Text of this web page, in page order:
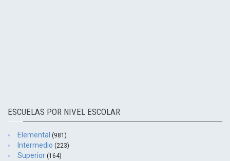
ESCUELAS POR NIVEL ESCOLAR
Elemental (981)
Intermedio (223)
Superior (164)